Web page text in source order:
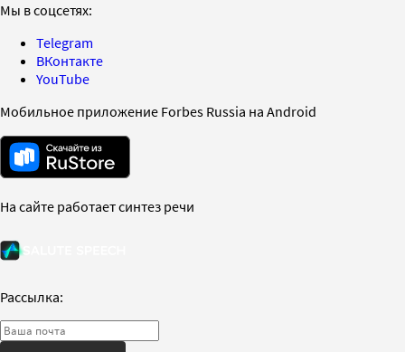
Мы в соцсетях:
Telegram
ВКонтакте
YouTube
Мобильное приложение Forbes Russia на Android
На сайте работает синтез речи
Рассылка: